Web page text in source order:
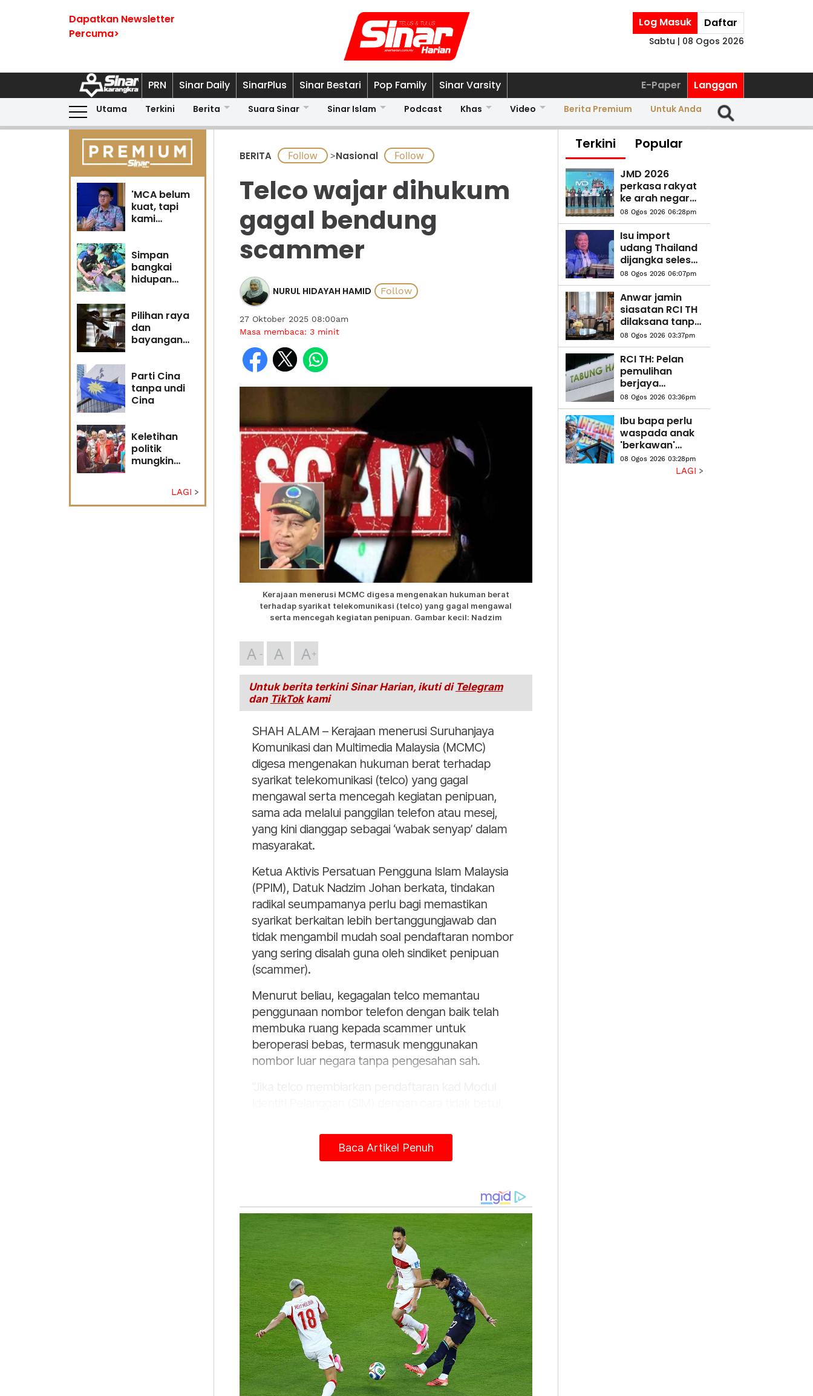
Dapatkan Newsletter
Percuma>
Log Masuk Daftar
Sabtu | 08 Ogos 2026
PRN Sinar Daily SinarPlus Sinar Bestari Pop Family Sinar Varsity E-Paper Langgan
Utama Terkini Berita Suara Sinar Sinar Islam Podcast Khas Video Berita Premium Untuk Anda
'MCA belum
kuat, tapi
kami
Simpan
bangkai
hidupan
Pilihan raya
dan
bayangan
Parti Cina
tanpa undi
Cina
Keletihan
politik
mungkin
Penganalisis
LAGI
BERITA >Nasional
Telco wajar dihukum
gagal bendung
scammer
NURUL HIDAYAH HAMID
27 Oktober 2025 08:00am
Masa membaca: 3minit
Kerajaan menerusi MCMC digesa mengenakan hukuman berat
terhadap syarikat telekomunikasi (telco) yang gagal mengawal
serta mencegah kegiatan penipuan. Gambar kecil: Nadzim
A A A
Untuk berita terkini Sinar Harian, ikuti di Telegram
dan TikTokkami
SHAH ALAM – Kerajaan menerusi Suruhanjaya
Komunikasi dan Multimedia Malaysia (MCMC)
digesa mengenakan hukuman berat terhadap
syarikat telekomunikasi (telco) yang gagal
mengawal serta mencegah kegiatan penipuan,
sama ada melalui panggilan telefon atau mesej,
yang kini dianggap sebagai ‘wabak senyap’ dalam
masyarakat.
Ketua Aktivis Persatuan Pengguna Islam Malaysia
(PPIM), Datuk Nadzim Johan berkata, tindakan
radikal seumpamanya perlu bagi memastikan
syarikat berkaitan lebih bertanggungjawab dan
tidak mengambil mudah soal pendaftaran nombor
yang sering disalah guna oleh sindiket penipuan
(scammer).
Menurut beliau, kegagalan telco memantau
penggunaan nombor telefon dengan baik telah
membuka ruang kepada scammer untuk
beroperasi bebas, termasuk menggunakan
nombor luar negara tanpa pengesahan sah.
Barulah mereka tidak berani ambil mudah.
“Sekarang ini, nombor luar negara pun boleh guna,
scammer senang hendak beroperasi. Jadi saya
minta MCMC pastikan telco betul-betul patuh,”
katanya kepada Sinar Harian baru-baru ini.
Beliau berkata, kelemahan pengawalan sistem
telekomunikasi dan kelonggaran semakan identiti
pengguna menyebabkan penguatkuasaan menjadi
sukar.
Justeru, Nadzim menyatakan usaha membanteras
scammer memerlukan kerjasama bersepadu
antara MCMC, Polis Diraja Malaysia (PDRM) dan
Bank Negara Malaysia (BNM).
Baca Artikel Penuh
Terkini Popular
JMD 2026
perkasa rakyat
ke arah negara
AI
08 Ogos 2026 06:28pm
Isu import
udang Thailand
dijangka selesai
pertengahan
bulan ini –
Mohamad Sabu
08 Ogos 2026 06:07pm
Anwar jamin
siasatan RCI TH
dilaksana tanpa
kompromi
08 Ogos 2026 03:37pm
RCI TH: Pelan
pemulihan
berjaya
kukuhkan
kedudukan
kewangan
08 Ogos 2026 03:36pm
Ibu bapa perlu
waspada anak
'berkawan'
dengan AI -
08 Ogos 2026 03:28pm
LAGI